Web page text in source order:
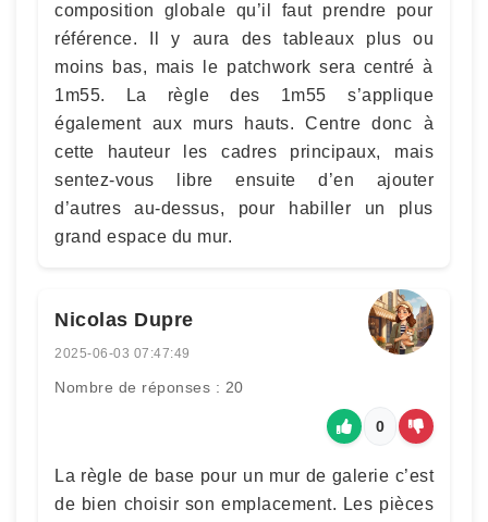
composition globale qu’il faut prendre pour
référence. Il y aura des tableaux plus ou
moins bas, mais le patchwork sera centré à
1m55. La règle des 1m55 s’applique
également aux murs hauts. Centre donc à
cette hauteur les cadres principaux, mais
sentez-vous libre ensuite d’en ajouter
d’autres au-dessus, pour habiller un plus
grand espace du mur.
Nicolas Dupre
2025-06-03 07:47:49
Nombre de réponses : 20
0
La règle de base pour un mur de galerie c’est
de bien choisir son emplacement. Les pièces